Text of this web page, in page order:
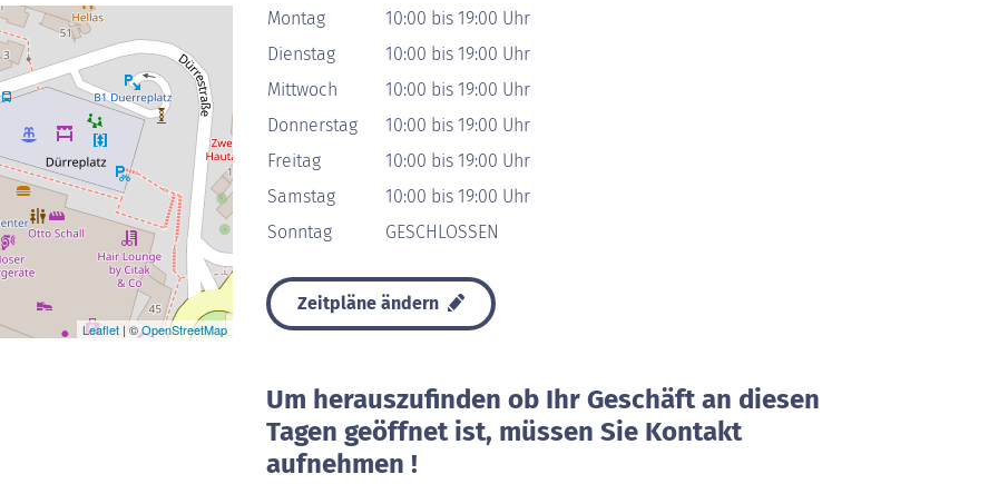
Leaflet | ©OpenStreetMap
Montag
10:00 bis 19:00 Uhr
Dienstag
10:00 bis 19:00 Uhr
Mittwoch
10:00 bis 19:00 Uhr
Donnerstag
10:00 bis 19:00 Uhr
Freitag
10:00 bis 19:00 Uhr
Samstag
10:00 bis 19:00 Uhr
Sonntag
GESCHLOSSEN
Zeitpläne ändern
Um herauszufinden ob Ihr Geschäft an diesen
Tagen geöffnet ist, müssen Sie Kontakt
aufnehmen !